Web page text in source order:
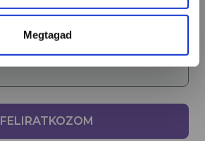
Megtagad
FELIRATKOZOM